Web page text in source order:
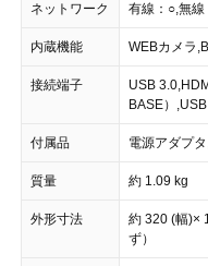
ネットワーク 有線：○,無線
内蔵機能 WEBカメラ
接続端子
USB
BASE）
付属品 電源アダプ
質量 約 1.09 kg
外形寸法
約 320 (幅)×
ず）